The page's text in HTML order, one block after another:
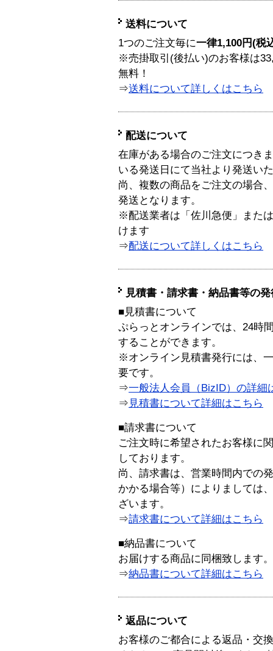
送料について
1つのご注文毎に一律1,100円(税
※売掛取引(後払い)のお客様は
無料！
⇒送料について詳しくはこちら
配送について
在庫がある場合のご注文につき
いる発送日にて当社より発送い
尚、複数の商品をご注文の場合
発送となります。
※配送業者は「佐川急便」また
けます
⇒配送について詳しくはこちら
見積書・請求書・納品書等の
■見積書について
ぷらっとオンラインでは、24時
することができます。
※オンライン見積書発行には、
要です。
⇒一般法人会員（BizID）の詳細
⇒ 見積書について詳細はこちら
■請求書について
ご注文時に希望されたお客様に
しております。
尚、請求書は、営業時間内での
かかる場合等）によりましては
ざいます。
⇒請求書について詳細はこちら
■納品書について
お届けする商品に同梱致します。
⇒納品書について詳細はこちら
返品について
お客様のご都合による返品・交